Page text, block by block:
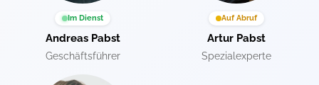
Im Dienst
Andreas Pabst
Geschäftsführer
Auf Abruf
Artur Pabst
Spezialexperte